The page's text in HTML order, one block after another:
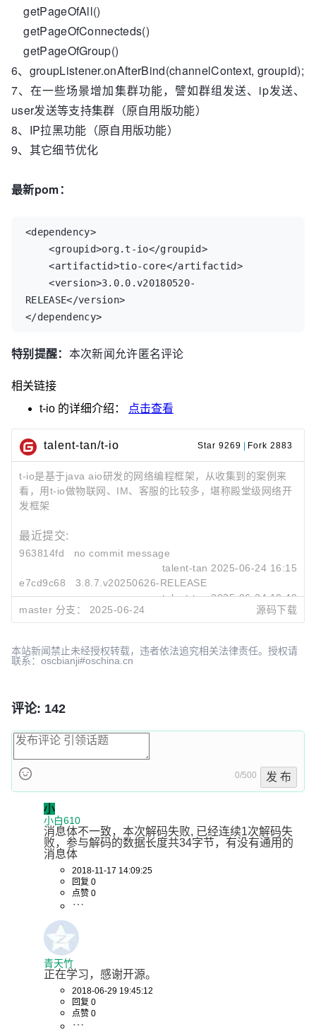
getPageOfAll()
getPageOfConnecteds()
getPageOfGroup()
6、groupListener.onAfterBind(channelContext, groupid);
7、在一些场景增加集群功能，譬如群组发送、ip发送、
user发送等支持集群（原自用版功能）
8、IP拉黑功能（原自用版功能）
9、其它细节优化
最新pom：
<dependency>
<groupid>org.t-io</groupid>
<artifactid>tio-core</artifactid>
<version>3.0.0.v20180520-
RELEASE</version>
</dependency>
特别提醒： 本次新闻允许匿名评论
相关链接
t-io 的详细介绍： 点击查看
talent-tan/t-io Star 9269 Fork 2883
t-io是基于java aio研发的网络编程框架，从收集到的案例来
看，用t-io做物联网、IM、客服的比较多，堪称殿堂级网络开
发框架
最近提交:
963814fd
no commit message
talent-tan 2025-06-24 16:15
e7cd9c68
3.8.7.v20250626-RELEASE
talent-tan 2025-06-24 10:40
1bcbd07b
合入：https://github.com/tywo45/t-io/pull/67
master 分支： 2025-06-24 源码下载
本站新闻禁止未经授权转载，违者依法追究相关法律责任。授权请
联系：oscbianji#oschina.cn
评论: 142
0/500 发 布
小
小白610
消息体不一致，本次解码失败, 已经连续1次解码失
败，参与解码的数据长度共34字节，有没有通用的
消息体
2018-11-17 14:09:25
回复 0
点赞 0
青天竹
正在学习，感谢开源。
2018-06-29 19:45:12
回复 0
点赞 0